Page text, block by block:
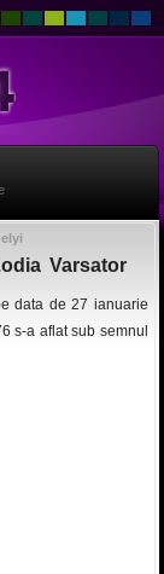
Varsator
data de 27 ianuarie
s-a aflat sub semnul